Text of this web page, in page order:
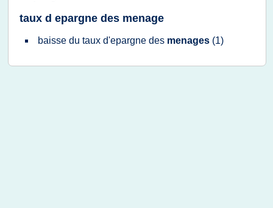
taux d epargne des menage
baisse du taux d'epargne des menages (1)